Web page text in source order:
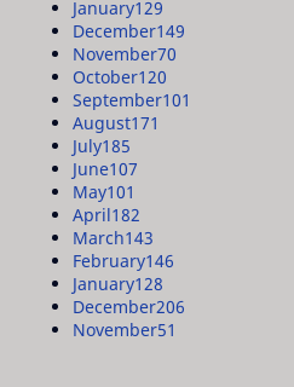
January129
December149
November70
October120
September101
August171
July185
June107
May101
April182
March143
February146
January128
December206
November51